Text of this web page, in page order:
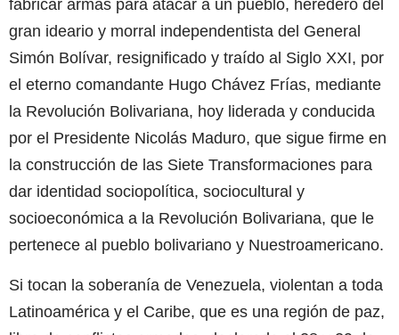
fabricar armas para atacar a un pueblo, heredero del
gran ideario y morral independentista del General
Simón Bolívar, resignificado y traído al Siglo XXI, por
el eterno comandante Hugo Chávez Frías, mediante
la Revolución Bolivariana, hoy liderada y conducida
por el Presidente Nicolás Maduro, que sigue firme en
la construcción de las Siete Transformaciones para
dar identidad sociopolítica, sociocultural y
socioeconómica a la Revolución Bolivariana, que le
pertenece al pueblo bolivariano y Nuestroamericano.
Si tocan la soberanía de Venezuela, violentan a toda
Latinoamérica y el Caribe, que es una región de paz,